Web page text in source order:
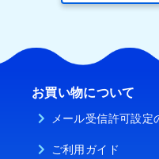
お買い物について
メール受信許可設定
ご利用ガイド